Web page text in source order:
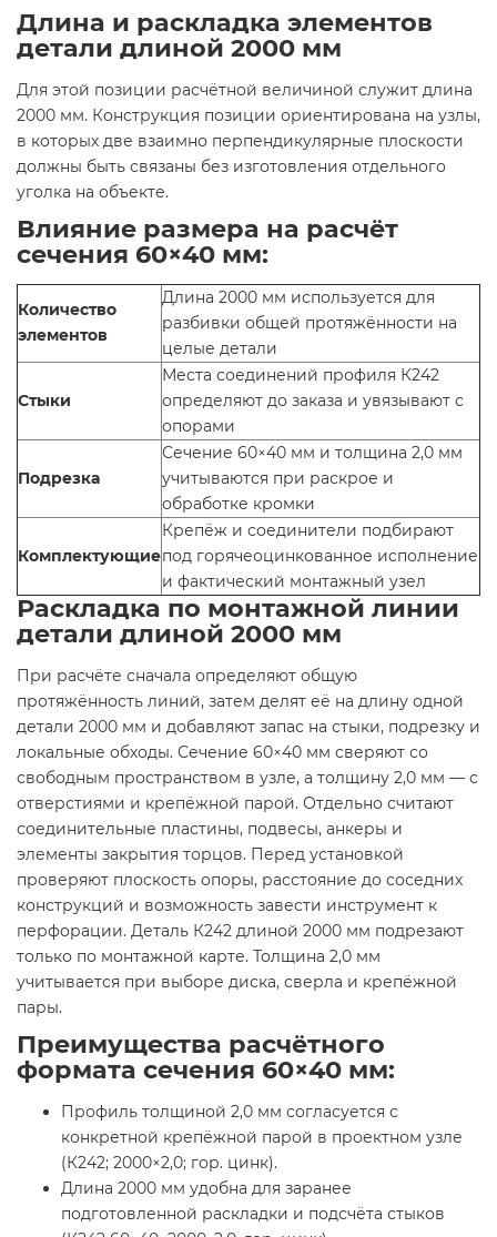
Длина и раскладка элементов
детали длиной 2000 мм
Для этой позиции расчётной величиной служит длина
2000 мм. Конструкция позиции ориентирована на узлы,
в которых две взаимно перпендикулярные плоскости
должны быть связаны без изготовления отдельного
уголка на объекте.
Влияние размера на расчёт
сечения 60×40 мм:
Количество
элементов
Длина 2000 мм используется для
разбивки общей протяжённости на
целые детали
Стыки
Места соединений профиля К242
определяют до заказа и увязывают с
опорами
Подрезка
Сечение 60×40 мм и толщина 2,0 мм
учитываются при раскрое и
обработке кромки
Комплектующие
Крепёж и соединители подбирают
под горячеоцинкованное исполнение
и фактический монтажный узел
Раскладка по монтажной линии
детали длиной 2000 мм
При расчёте сначала определяют общую
протяжённость линий, затем делят её на длину одной
детали 2000 мм и добавляют запас на стыки, подрезку и
локальные обходы. Сечение 60×40 мм сверяют со
свободным пространством в узле, а толщину 2,0 мм — с
отверстиями и крепёжной парой. Отдельно считают
соединительные пластины, подвесы, анкеры и
элементы закрытия торцов. Перед установкой
проверяют плоскость опоры, расстояние до соседних
конструкций и возможность завести инструмент к
перфорации. Деталь К242 длиной 2000 мм подрезают
только по монтажной карте. Толщина 2,0 мм
учитывается при выборе диска, сверла и крепёжной
пары.
Преимущества расчётного
формата сечения 60×40 мм:
Профиль толщиной 2,0 мм согласуется с
конкретной крепёжной парой в проектном узле
(К242; 2000×2,0; гор. цинк).
Длина 2000 мм удобна для заранее
подготовленной раскладки и подсчёта стыков